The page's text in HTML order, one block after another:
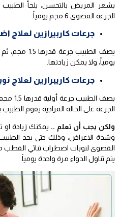
يشعر المريض بالتحسن، يلجأ الطبيب
الجرعة القصوى 6 مجم يومياً.
جرعات كاربيرازين لعلاج
يومياً، ولا يمكن زيادتها.
جرعات كاريبرازين لعلاج
يصف
الجرعة على الحالة المزاجية يقوم الطبيب بزيادتها
ولكن يجب أن تعلم .. يمكنك زيادة
وشدة الاعراض، وذلك حتى يجد الطبيب
يتم تناول الدواء مرة واحدة يومياً.